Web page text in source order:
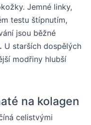
Jemné linky,
testu štípnutím,
jsou běžné
U starších dospělých
modřiny hlubší
na kolagen
celistvými